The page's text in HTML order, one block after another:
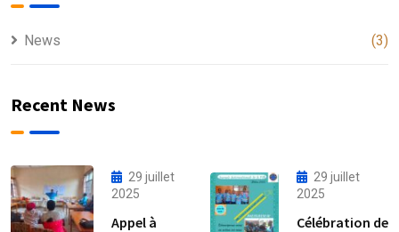
News (3)
Recent News
29 juillet
2025
Appel à
29 juillet
2025
Célébration de